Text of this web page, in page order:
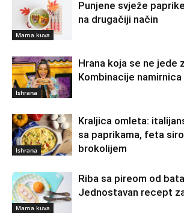
Mama kuva
Punjene svježe
na drugačiji način
Ishrana
Hrana koja se ne jede
Kombinacije
Ishrana
Kraljica omleta:
sa paprikama, feta
brokolijem
Mama kuva
Riba sa pireom od
Jednostavan recept